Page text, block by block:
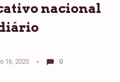
nacional
16, 2025 0